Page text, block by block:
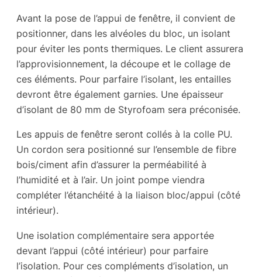
Avant la pose de l’appui de fenêtre, il convient de
positionner, dans les alvéoles du bloc, un isolant
pour éviter les ponts thermiques. Le client assurera
l’approvisionnement, la découpe et le collage de
ces éléments. Pour parfaire l’isolant, les entailles
devront être également garnies. Une épaisseur
d’isolant de 80 mm de Styrofoam sera préconisée.
Les appuis de fenêtre seront collés à la colle PU.
Un cordon sera positionné sur l’ensemble de fibre
bois/ciment afin d’assurer la perméabilité à
l’humidité et à l’air. Un joint pompe viendra
compléter l’étanchéité à la liaison bloc/appui (côté
intérieur).
Une isolation complémentaire sera apportée
devant l’appui (côté intérieur) pour parfaire
l’isolation. Pour ces compléments d’isolation, un